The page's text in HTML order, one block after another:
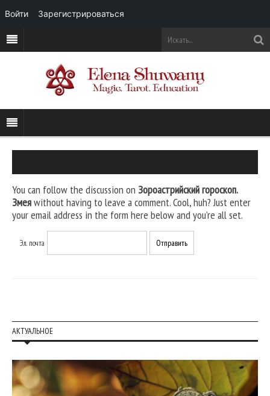
You can follow the discussion on Зороастрийский гороскоп.
Змеяwithout having to leave a comment. Cool, huh? Just enter
your email address in the form here below and you’re all set.
Эл. почта
АКТУАЛЬНОЕ
Войти Зарегистрироваться